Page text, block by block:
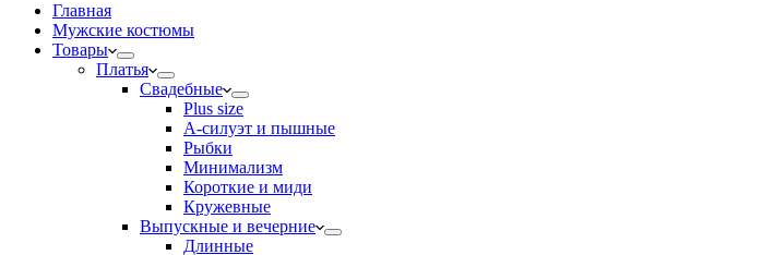
Главная
Мужские костюмы
Товары
Платья
Свадебные
Plus size
А-силуэт и пышные
Рыбки
Минимализм
Короткие и миди
Кружевные
Выпускные и вечерние
Длинные